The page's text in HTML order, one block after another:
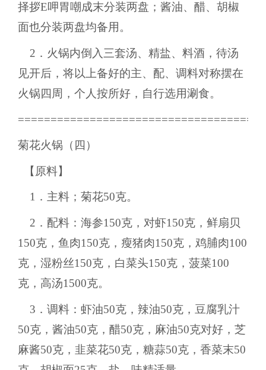
择拶E呷胃嘲成末分装两盘；酱油、醋、胡椒
面也分装两盘均备用。
2．火锅内倒入三套汤、精盐、料酒，待汤
见开后，将以上备好的主、配、调料对称摆在
火锅四周，个人按所好，自行选用涮食。
菊花火锅（四）
【原料】
1．主料；菊花50克。
2．配料：海参150克，对虾150克，鲜扇贝
150克，鱼肉150克，瘦猪肉150克，鸡脯肉100
克，湿粉丝150克，白菜头150克，菠菜100
克，高汤1500克。
3．调料：虾油50克，辣油50克，豆腐乳汁
50克，酱油50克，醋50克，麻油50克对好，芝
麻酱50克，韭菜花50克，糖蒜50克，香菜末50